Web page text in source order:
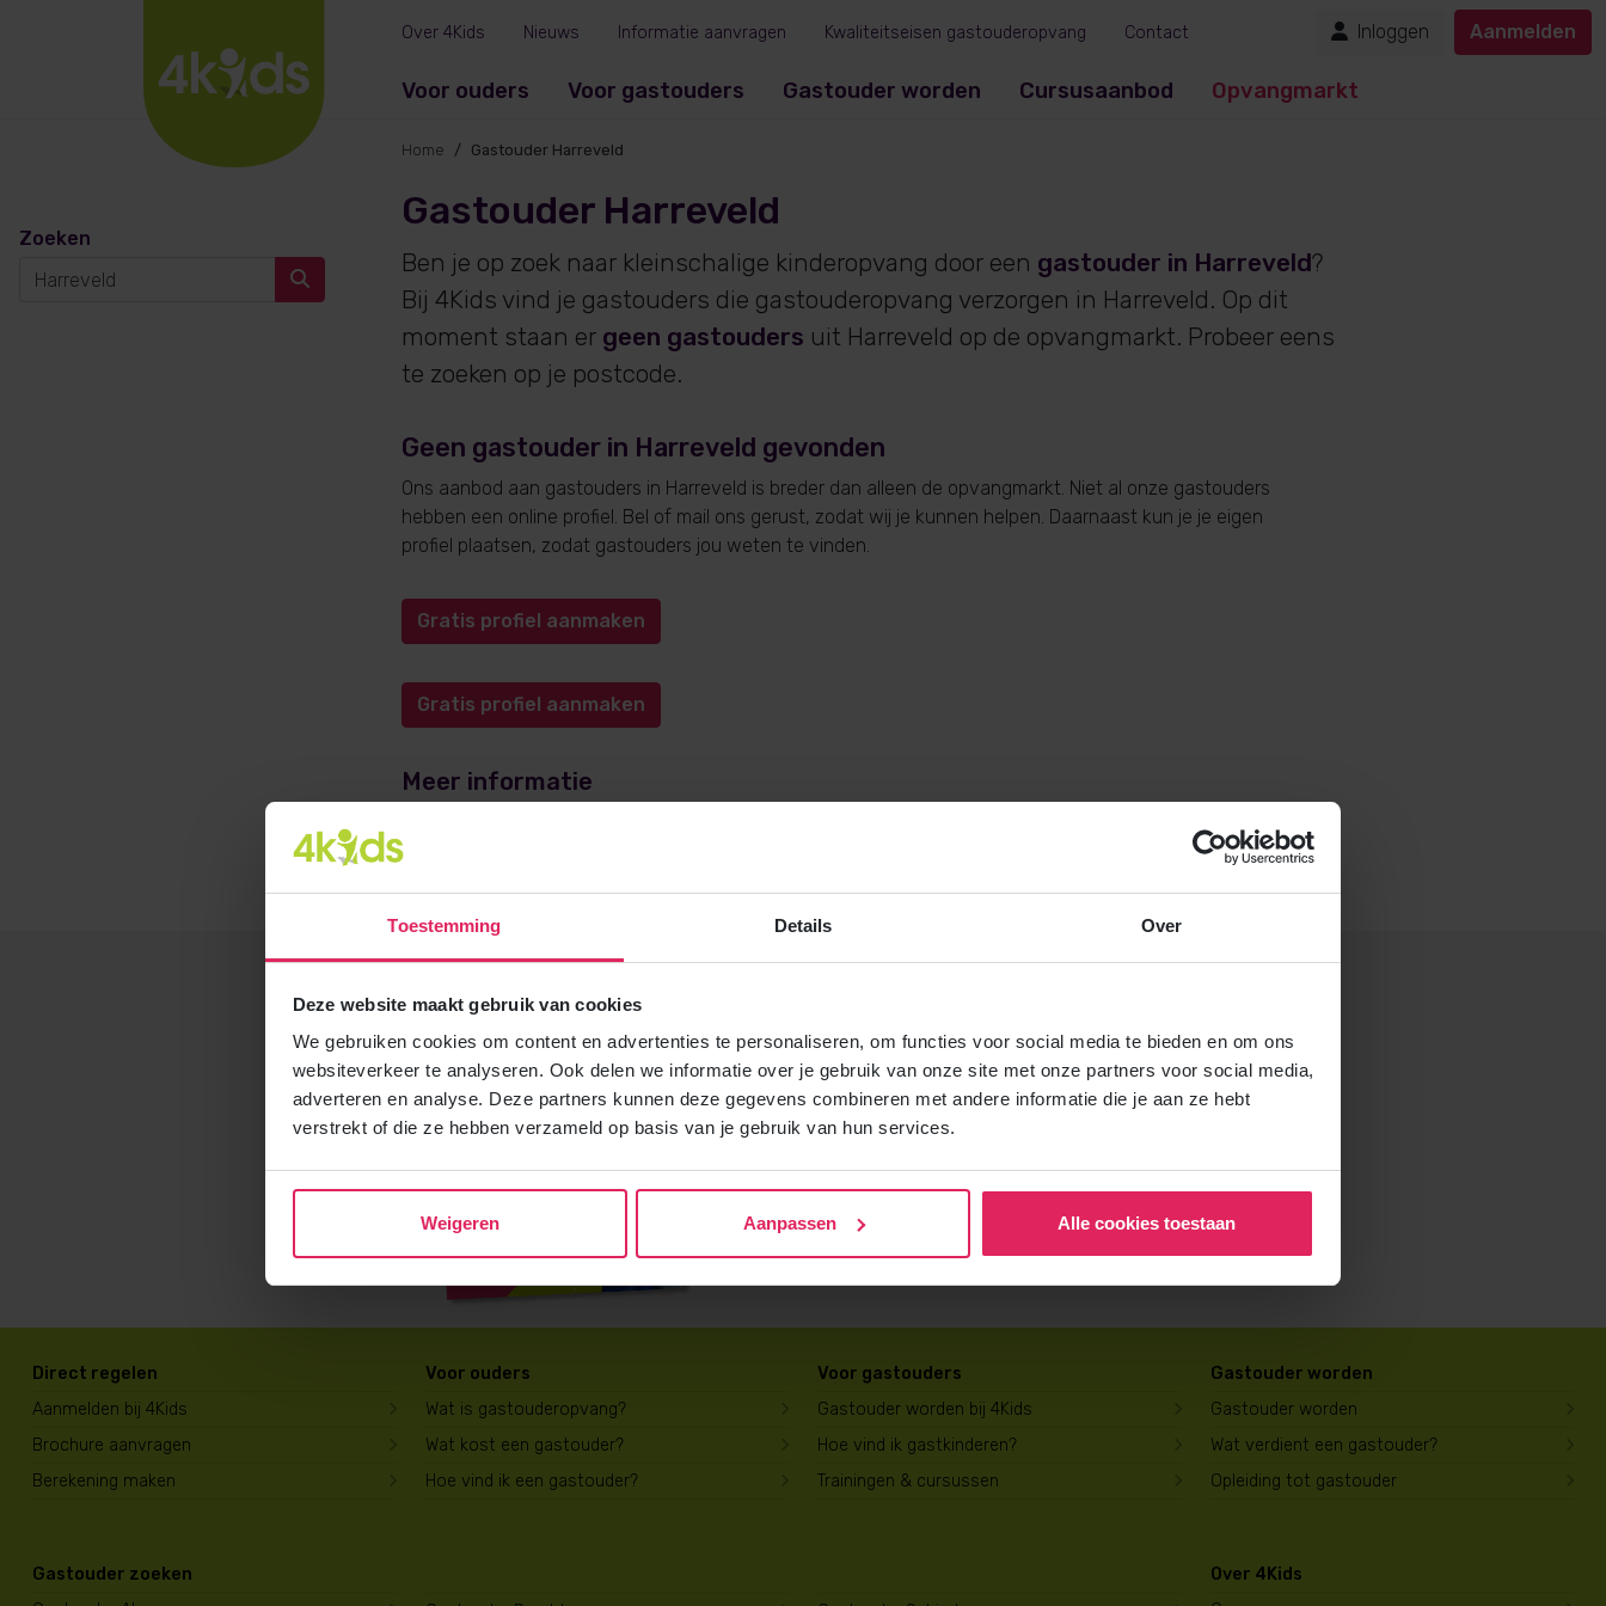
Toestemming Details Over
Deze website maakt gebruik van cookies
We gebruiken cookies om content en advertenties te personaliseren, om functies voor social media te bieden en om ons
websiteverkeer te analyseren. Ook delen we informatie over je gebruik van onze site met onze partners voor social media,
adverteren en analyse. Deze partners kunnen deze gegevens combineren met andere informatie die je aan ze hebt
verstrekt of die ze hebben verzameld op basis van je gebruik van hun services.
Weigeren Aanpassen Alle cookies toestaan
Voor ouders Voor gastouders Gastouder worden Cursusaanbod Opvangmarkt
Over 4Kids Nieuws Informatie aanvragen Kwaliteitseisen gastouderopvang Contact Inloggen Aanmelden
Zoeken
Home Gastouder Harreveld
Gastouder Harreveld
Ben je op zoek naar kleinschalige kinderopvang door een gastouder in Harreveld?
Bij 4Kids vind je gastouders die gastouderopvang verzorgen in Harreveld. Op dit
moment staan er geen gastouders uit Harreveld op de opvangmarkt. Probeer eens
te zoeken op je postcode.
Geen gastouder in Harreveld gevonden
Ons aanbod aan gastouders in Harreveld is breder dan alleen de opvangmarkt. Niet al onze gastouders
hebben een online profiel. Bel of mail ons gerust, zodat wij je kunnen helpen. Daarnaast kun je je eigen
profiel plaatsen, zodat gastouders jou weten te vinden.
Gratis profiel aanmaken
Gratis profiel aanmaken
Meer informatie
opvangadvies@4kids.nl
Meer weten over gastouderopvang via gastouderbureau 4Kids?
Vraag gratis en vrijblijvend de 4Kids brochure voor ouders aan en
ontvang het direct in je mailbox.
Brochure aanvragen
Direct regelen
Aanmelden bij 4Kids
Brochure aanvragen
Berekening maken
Voor ouders
Wat is gastouderopvang?
Wat kost een gastouder?
Hoe vind ik een gastouder?
Voor gastouders
Gastouder worden bij 4Kids
Hoe vind ik gastkinderen?
Trainingen & cursussen
Gastouder worden
Gastouder worden
Wat verdient een gastouder?
Opleiding tot gastouder
Gastouder zoeken
Over 4Kids